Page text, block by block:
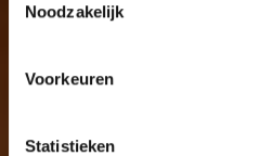
Noodzakelijk
Voorkeuren
Statistieken